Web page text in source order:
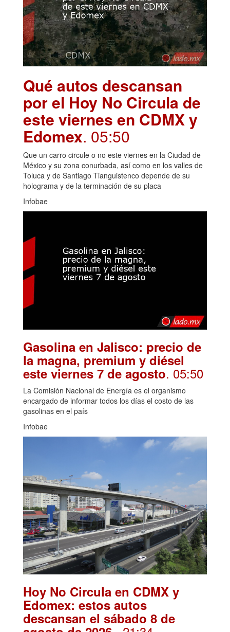
Qué autos descansan
por el Hoy No Circula de
este viernes en CDMX y
Edomex. 05:50
Que un carro circule o no este viernes en la Ciudad de
México y su zona conurbada, así como en los valles de
Toluca y de Santiago Tianguistenco depende de su
holograma y de la terminación de su placa
Infobae
Gasolina en Jalisco: precio de
la magna, premium y diésel
este viernes 7 de agosto. 05:50
La Comisión Nacional de Energía es el organismo
encargado de informar todos los días el costo de las
gasolinas en el país
Infobae
Hoy No Circula en CDMX y
Edomex: estos autos
descansan el sábado 8 de